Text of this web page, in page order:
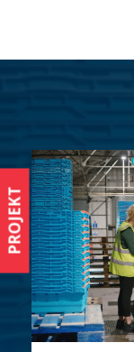
PROJEKT